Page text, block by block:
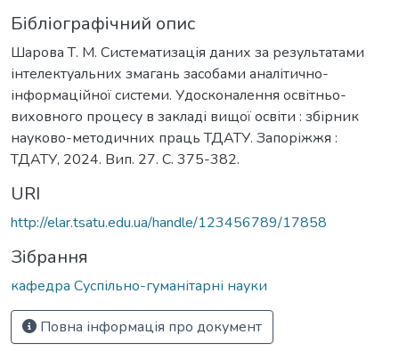
Бібліографічний опис
Шарова Т. М. Систематизація даних за результатами
інтелектуальних змагань засобами аналітично-
інформаційної системи. Удосконалення освітньо-
виховного процесу в закладі вищої освіти : збірник
науково-методичних праць ТДАТУ. Запоріжжя :
ТДАТУ, 2024. Вип. 27. С. 375-382.
URI
http://elar.tsatu.edu.ua/handle/123456789/17858
Зібрання
кафедра Суспільно-гуманітарні науки
Повна інформація про документ